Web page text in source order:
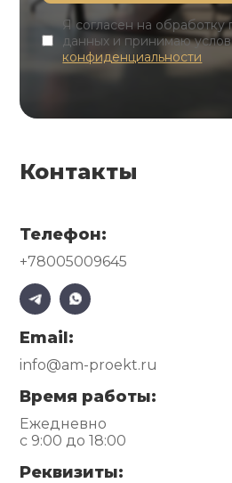
Я согласен на обработку
данных и принимаю
конфиденциальности
Контакты
Телефон:
+78005009645
Email:
info@am-proekt.ru
Время работы:
Ежедневно
с 9:00 до 18:00
Реквизиты: